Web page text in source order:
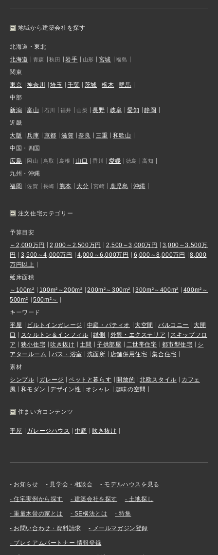
地域から建築会社を探す
北海道・東北
北海道
青森 秋田 岩手 山形 宮城 福島
関東
東京
神奈川 埼玉 千葉 茨城 栃木
群馬
中部
新潟
富山 石川 福井 山梨 長野 岐阜 愛知
静岡
近畿
大阪
兵庫 京都 滋賀 奈良 三重
和歌山
中国・四国
広島
岡山 鳥取 島根 山口 香川 愛媛 徳島 高知
九州・沖縄
福岡
佐賀 長崎 熊本 大分 宮崎 鹿児島 沖縄
注文住宅カテゴリー
予算目安
～2,000万円
2,000～2,500万円 2,500～3,000万円
3,000～3,500万
円
3,500～4,000万円 4,000～6,000万円 6,000～8,000万円
8,000
万円以上
延床面積
～100m²
100m²～200m² 200m²～300m² 300m²～400m²
400m²～
500m²
500m²～
キーワード
平屋
ビルトインガレージ 中庭・パティオ 大空間 バルコニー
大開
口
スケルトン＆インフィル 縁側 外観・エクステリア
スキップフロ
ア
狭小住宅 吹き抜け 土間 子供部屋 二世帯住宅 都市型住宅
シ
アタールーム
バス・浴室 洗面所 店舗併用住宅
集合住宅
素材
シンプル
ガレージ ペットと暮らす 開放的 北欧スタイル
カフェ
風
和モダン デザイン性 オシャレ 趣味の空間
住まい方コンテンツ
平屋 ガレージハウス 中庭 吹き抜け
お知らせ 見学会・相談会 モデルハウスを見る
住宅実例から探す 建築会社を探す 土地探し
重量木骨の家とは SE構法とは 特集
お問い合わせ・資料請求 メールマガジン登録
プレミアムパートナー 情報登録